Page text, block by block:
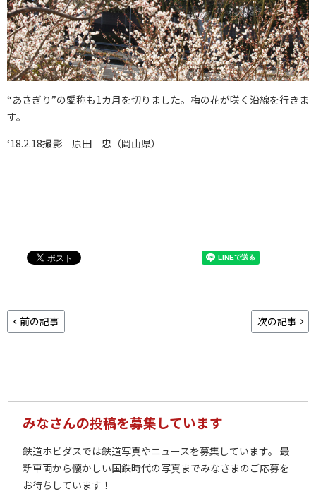
“あさぎり”の愛称も1カ月を切りました。梅の花が咲く沿線を行きま
す。
‘18.2.18撮影 原田 忠（岡山県）
前の記事 次の記事
みなさんの投稿を募集しています
鉄道ホビダスでは鉄道写真やニュースを募集しています。 最
新車両から懐かしい国鉄時代の写真までみなさまのご応募を
お待ちしています！